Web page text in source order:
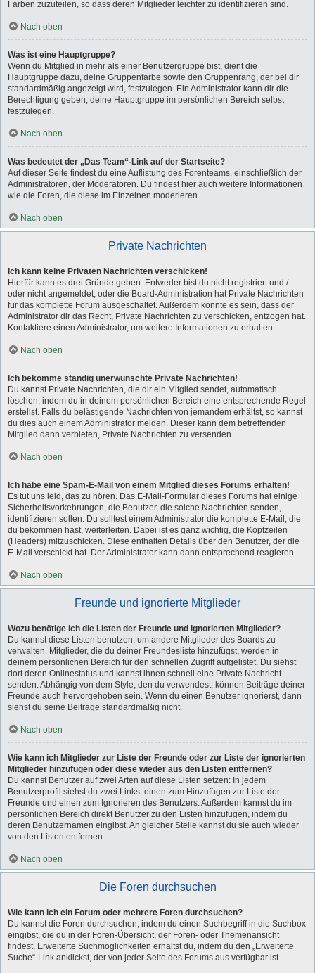
Farben zuzuteilen, so dass deren Mitglieder leichter zu identifizieren sind.
Nach oben
Was ist eine Hauptgruppe?
Wenn du Mitglied in mehr als einer Benutzergruppe bist, dient die
Hauptgruppe dazu, deine Gruppenfarbe sowie den Gruppenrang, der bei dir
standardmäßig angezeigt wird, festzulegen. Ein Administrator kann dir die
Berechtigung geben, deine Hauptgruppe im persönlichen Bereich selbst
festzulegen.
Nach oben
Was bedeutet der „Das Team“-Link auf der Startseite?
Auf dieser Seite findest du eine Auflistung des Forenteams, einschließlich der
Administratoren, der Moderatoren. Du findest hier auch weitere Informationen
wie die Foren, die diese im Einzelnen moderieren.
Nach oben
Private Nachrichten
Ich kann keine Privaten Nachrichten verschicken!
Hierfür kann es drei Gründe geben: Entweder bist du nicht registriert und /
oder nicht angemeldet, oder die Board-Administration hat Private Nachrichten
für das komplette Forum ausgeschaltet. Außerdem könnte es sein, dass der
Administrator dir das Recht, Private Nachrichten zu verschicken, entzogen hat.
Kontaktiere einen Administrator, um weitere Informationen zu erhalten.
Nach oben
Ich bekomme ständig unerwünschte Private Nachrichten!
Du kannst Private Nachrichten, die dir ein Mitglied sendet, automatisch
löschen, indem du in deinem persönlichen Bereich eine entsprechende Regel
erstellst. Falls du belästigende Nachrichten von jemandem erhältst, so kannst
du dies auch einem Administrator melden. Dieser kann dem betreffenden
Mitglied dann verbieten, Private Nachrichten zu versenden.
Nach oben
Ich habe eine Spam-E-Mail von einem Mitglied dieses Forums erhalten!
Es tut uns leid, das zu hören. Das E-Mail-Formular dieses Forums hat einige
Sicherheitsvorkehrungen, die Benutzer, die solche Nachrichten senden,
identifizieren sollen. Du solltest einem Administrator die komplette E-Mail, die
du bekommen hast, weiterleiten. Dabei ist es ganz wichtig, die Kopfzeilen
(Headers) mitzuschicken. Diese enthalten Details über den Benutzer, der die
E-Mail verschickt hat. Der Administrator kann dann entsprechend reagieren.
Nach oben
Freunde und ignorierte Mitglieder
Wozu benötige ich die Listen der Freunde und ignorierten Mitglieder?
Du kannst diese Listen benutzen, um andere Mitglieder des Boards zu
verwalten. Mitglieder, die du deiner Freundesliste hinzufügst, werden in
deinem persönlichen Bereich für den schnellen Zugriff aufgelistet. Du siehst
dort deren Onlinestatus und kannst ihnen schnell eine Private Nachricht
senden. Abhängig von dem Style, den du verwendest, können Beiträge deiner
Freunde auch hervorgehoben sein. Wenn du einen Benutzer ignorierst, dann
siehst du seine Beiträge standardmäßig nicht.
Nach oben
Wie kann ich Mitglieder zur Liste der Freunde oder zur Liste der ignorierten
Mitglieder hinzufügen oder diese wieder aus den Listen entfernen?
Du kannst Benutzer auf zwei Arten auf diese Listen setzen: In jedem
Benutzerprofil siehst du zwei Links: einen zum Hinzufügen zur Liste der
Freunde und einen zum Ignorieren des Benutzers. Außerdem kannst du im
persönlichen Bereich direkt Benutzer zu den Listen hinzufügen, indem du
deren Benutzernamen eingibst. An gleicher Stelle kannst du sie auch wieder
von den Listen entfernen.
Nach oben
Die Foren durchsuchen
Wie kann ich ein Forum oder mehrere Foren durchsuchen?
Du kannst die Foren durchsuchen, indem du einen Suchbegriff in die Suchbox
eingibst, die du in der Foren-Übersicht, der Foren- oder Themenansicht
findest. Erweiterte Suchmöglichkeiten erhältst du, indem du den „Erweiterte
Suche“-Link anklickst, der von jeder Seite des Forums aus verfügbar ist.